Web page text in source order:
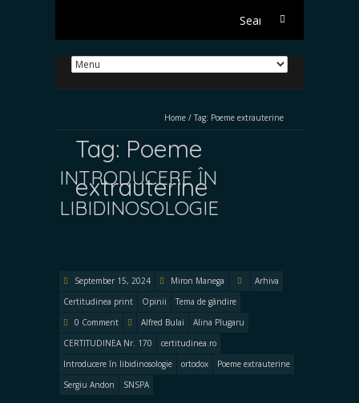
Search
Home / Tag: Poeme extrauterine
Tag: Poeme
extrauterine
INTRODUCERE ÎN
LIBIDINOSOLOGIE
September 15, 2024 Miron Manega
Arhiva
Certitudinea print
Opinii
Tema de gândire
0 Comment
Alfred Bulai
Alina Plugaru
CERTITUDINEA Nr. 170
certitudinea.ro
Introducere în libidinosologie
ortodox
Poeme extrauterine
Sergiu Andon
SNSPA